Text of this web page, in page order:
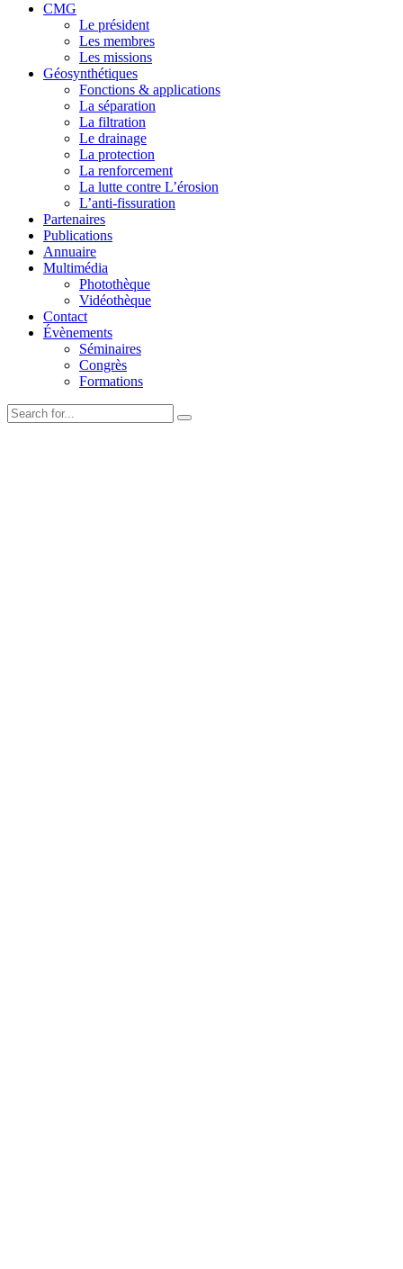
CMG
Le président
Les membres
Les missions
Géosynthétiques
Fonctions & applications
La séparation
La filtration
Le drainage
La protection
La renforcement
La lutte contre L’érosion
L’anti-fissuration
Partenaires
Publications
Annuaire
Multimédia
Photothèque
Vidéothèque
Contact
Évènements
Séminaires
Congrès
Formations